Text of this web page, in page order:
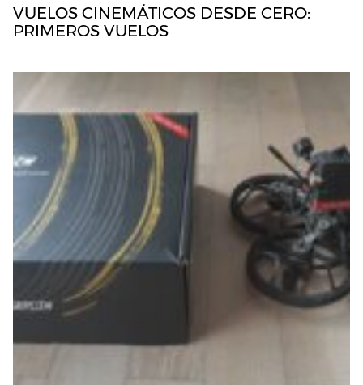
VUELOS CINEMÁTICOS DESDE CERO:
PRIMEROS VUELOS